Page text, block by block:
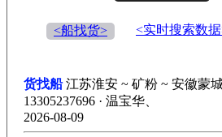
<船找货> <实时搜索数
货找船江苏淮安 ~ 矿粉 ~ 安徽蒙
13305237696 · 温宝华、
2026-08-09